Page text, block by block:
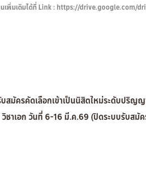
นเพิ่มเติมได้ที่ Link : https://drive.google.com/
มัครคัดเลือกเข้าเป็นนิสิตใหม่ระดับปริญ
ชาเอก วันที่ 6-16 มี.ค.69 (ปิดระบบรับสมั